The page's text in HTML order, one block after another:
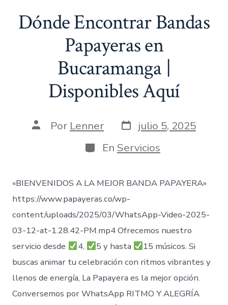
Dónde Encontrar Bandas
Papayeras en
Bucaramanga |
Disponibles Aquí
AutorPor Lenner Fecha
de
publicación
julio 5, 2025
Categorías
En Servicios
«BIENVENIDOS A LA MEJOR BANDA PAPAYERA»
https://www.papayeras.co/wp-
content/uploads/2025/03/WhatsApp-Video-2025-
03-12-at-1.28.42-PM.mp4 Ofrecemos nuestro
servicio desde
4, 5 y hasta
15 músicos. Si
buscas animar tu celebración con ritmos vibrantes y
llenos de energía, La Papayera es la mejor opción.
Conversemos por WhatsApp RITMO Y ALEGRÍA